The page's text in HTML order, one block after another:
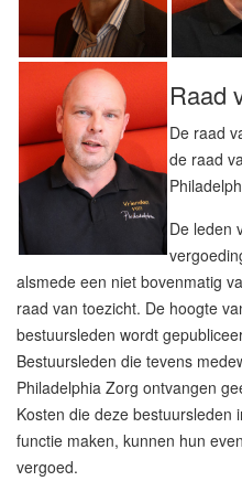
Raad
De raad
de raad
De leden
alsmede een niet bovenmatig
raad van toezicht. De hoogte
bestuursleden wordt
Bestuursleden die tevens
Philadelphia Zorg ontvangen
Kosten die deze bestuursleden
functie maken, kunnen hun
vergoed.